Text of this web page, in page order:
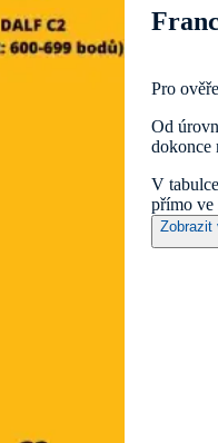
Pro
Od
dokonce
V
přímo ve
Zobrazit